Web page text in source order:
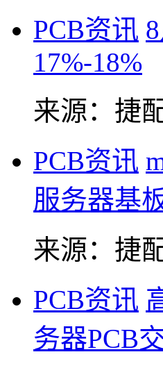
PCB资讯
17%-18%
来源：捷
PCB资讯
服务器基
来源：捷
PCB资讯
务器PCB